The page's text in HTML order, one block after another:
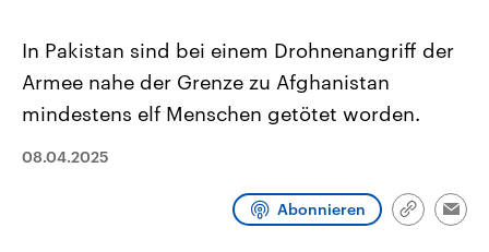
2026
Alle Informationen
Sachsen-Anhalt wählt am 6.
Landtag. Seit 2021 wird das
Wahlprogramme, aktuelle Berichte
Aktuelle Beiträge,
Hintergründe
Wirtschaftlich und
aktuelle Weltgeschehen.
In Pakistan sind bei einem Drohnenangriff der
Armee nahe der Grenze zu Afghanistan
mindestens elf Menschen getötet worden.
08.04.2025
Abonnieren
Link